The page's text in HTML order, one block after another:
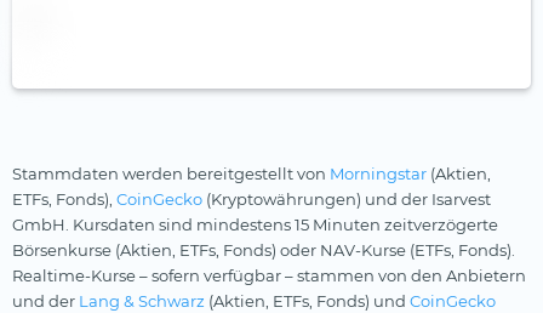
Stammdaten werden bereitgestellt von Morningstar (Aktien,
ETFs, Fonds), CoinGecko (Kryptowährungen) und der Isarvest
GmbH. Kursdaten sind mindestens 15 Minuten zeitverzögerte
Börsenkurse (Aktien, ETFs, Fonds) oder NAV-Kurse (ETFs, Fonds).
Realtime-Kurse – sofern verfügbar – stammen von den Anbietern
und der Lang & Schwarz (Aktien, ETFs, Fonds) und CoinGecko